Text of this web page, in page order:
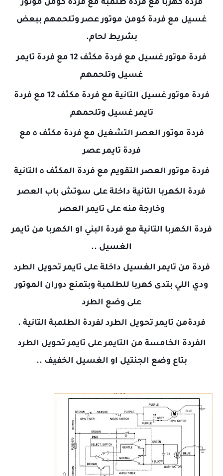
فردة كهربا مع فردة طلمبة مع فردة كومن موتور
غسيل مع فردة كومن موتور عصر وتلحمهم ببعض
بشريط لحام.
فردة موتور غسيل مع فردة مكثف 12 مع فردة تايمر
غسيل وتلحمهم
فردة موتور غسيل التانية مع فردة مكثف 12 مع فردة
تايمر غسيل وتلحمهم
فردة موتور العصر التشغيل مع فردة مكثف ٥ مع
فردة تايمر عصر
فردة موتور العصر التقويم مع فردة المكثف ٥ التانية
فردة الكهربا التانية داخلة على سوتش باب العصر
وخارجة منه على تايمر العصر
فردة الكهربا التانية مع فردة البني او الكهربا من تايمر
الغسيل ..
فردة من تايمر الغسيل داخلة على تايمر تحويل الطرد
ودي اللي بتدى كهربا للطلمبة وبتمنع دوران الموتور
على وضع الطرد
فردةمن تايمر تحويل الطرد لفردة الطلمبة التانية .
الفردة الخامسة من التايمر على تايمر تحويل الطرد
بتاع وضع الجنتيل او الغسيل الخفيف ..